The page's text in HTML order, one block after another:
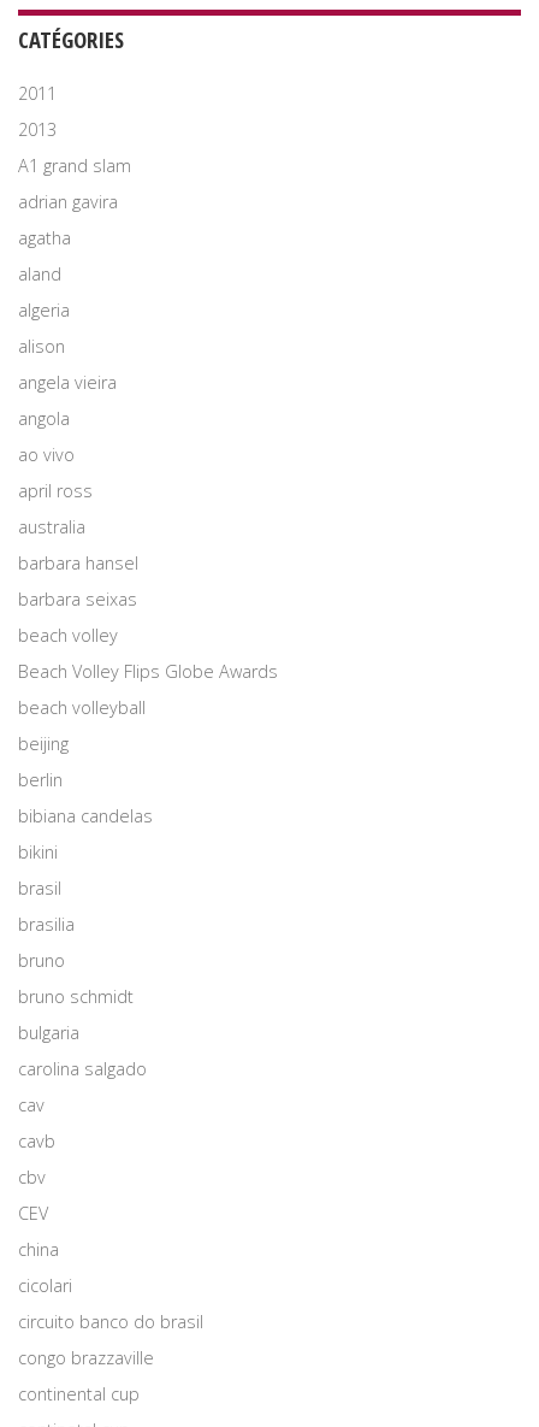
CATÉGORIES
2011
2013
A1 grand slam
adrian gavira
agatha
aland
algeria
alison
angela vieira
angola
ao vivo
april ross
australia
barbara hansel
barbara seixas
beach volley
Beach Volley Flips Globe Awards
beach volleyball
beijing
berlin
bibiana candelas
bikini
brasil
brasilia
bruno
bruno schmidt
bulgaria
carolina salgado
cav
cavb
cbv
CEV
china
cicolari
circuito banco do brasil
congo brazzaville
continental cup